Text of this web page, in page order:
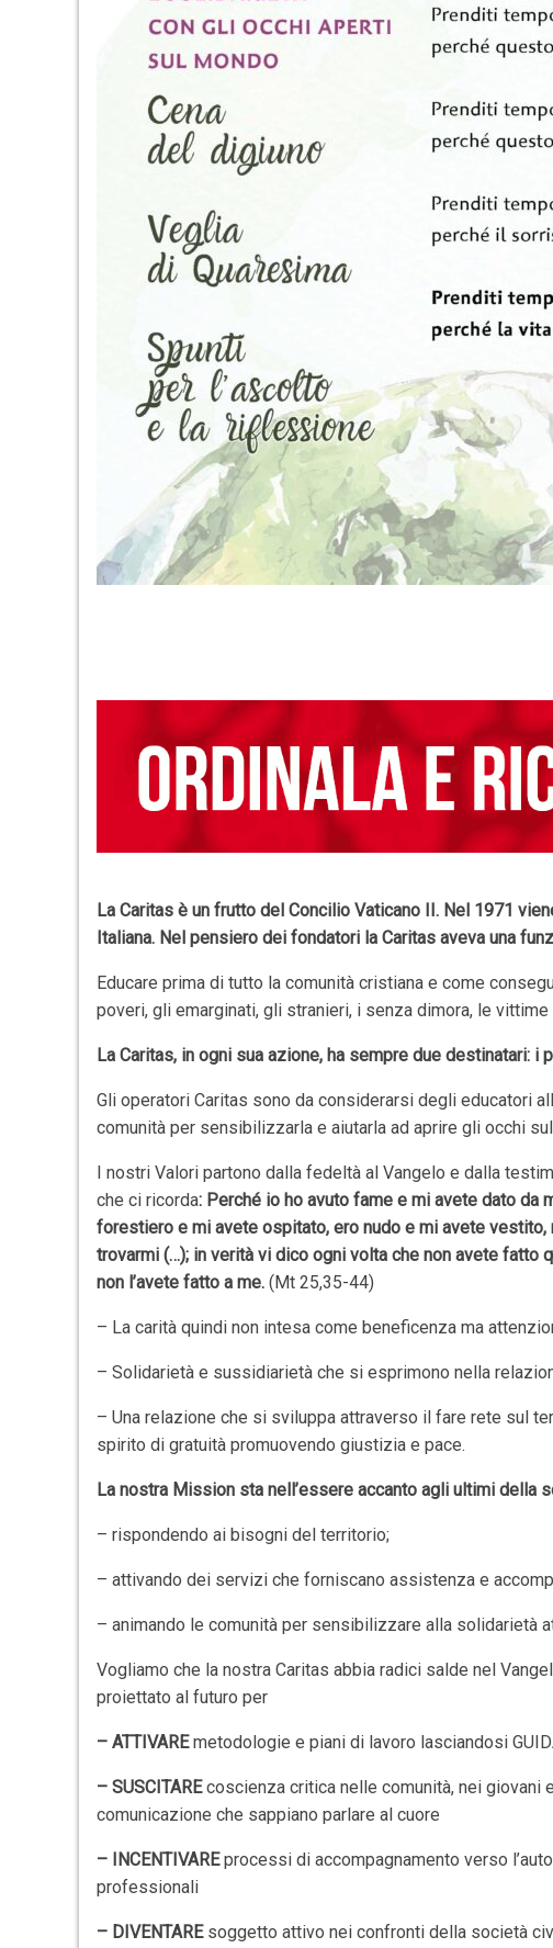
La Caritas è un frutto del Concilio Vaticano II. Nel 1971
Italiana. Nel pensiero dei fondatori la Caritas aveva una
Educare prima di tutto la comunità cristiana e come
poveri, gli emarginati, gli stranieri, i senza dimora, le
La Caritas, in ogni sua azione, ha sempre due destinatari: i
Gli operatori Caritas sono da considerarsi degli educatori
comunità per sensibilizzarla e aiutarla ad aprire gli occhi
I nostri Valori partono dalla fedeltà al Vangelo e dalla
che ci ricorda: Perché io ho avuto fame e mi avete dato da
forestiero e mi avete ospitato, ero nudo e mi avete
trovarmi (…); in verità vi dico ogni volta che non avete
non l’avete fatto a me. (Mt 25,35-44)
– La carità quindi non intesa come beneficenza ma
– Solidarietà e sussidiarietà che si esprimono nella
– Una relazione che si sviluppa attraverso il fare rete sul
spirito di gratuità promuovendo giustizia e pace.
La nostra Mission sta nell’essere accanto agli ultimi della
– rispondendo ai bisogni del territorio;
– attivando dei servizi che forniscano assistenza e
– animando le comunità per sensibilizzare alla solidarietà
Vogliamo che la nostra Caritas abbia radici salde nel
proiettato al futuro per
– ATTIVAREmetodologie e piani di lavoro lasciandosi
– SUSCITAREcoscienza critica nelle comunità, nei
comunicazione che sappiano parlare al cuore
– INCENTIVAREprocessi di accompagnamento verso
professionali
– DIVENTARE soggetto attivo nei confronti della società